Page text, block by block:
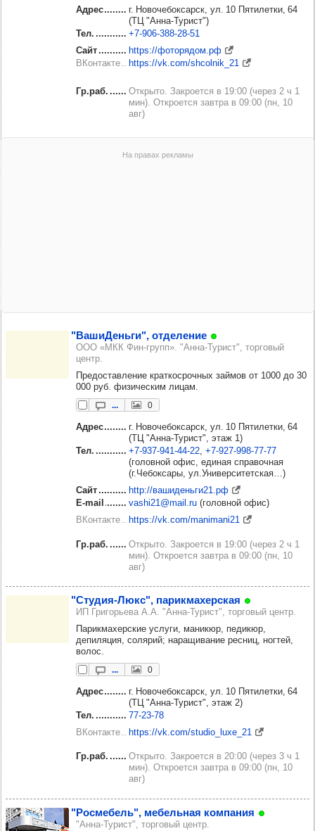
Адрес
г. Новочебоксарск, ул. 10 Пятилетки, 64
(ТЦ "Анна-Турист")
Тел.
+7‑906‑388‑28‑51
Сайт
https://фоторядом.рф
ВКонтакте
https://vk.com/shcolnik_21
Гр.раб.
Открыто. Закроется в 19:00 (через 2 ч 1
мин). Откроется завтра в 09:00 (пн, 10
авг)
"Ваши­Деньги", отде­ле­ние
ООО «МКК Фин-групп». "Анна-Турист", торговый
центр.
Предоставление краткосрочных займов от 1000 до 30
000 руб. физическим лицам.
... 0
Адрес
г. Новочебоксарск, ул. 10 Пятилетки, 64
(ТЦ "Анна-Турист", этаж 1)
Тел.
+7‑937‑941‑44‑22 +7‑927‑998‑77‑77
(головной офис, единая справочная
(г.Чебоксары, ул.Университетская…)
Сайт
http://вашиденьги21.рф
E-mail
vashi21@mail.ru (головной офис)
ВКонтакте
https://vk.com/manimani21
Гр.раб.
Открыто. Закроется в 19:00 (через 2 ч 1
мин). Откроется завтра в 09:00 (пн, 10
авг)
"Сту­дия-Люкс", парик­ма­хер­ская
ИП Григорьева А.А. "Анна-Турист", торговый центр.
Парикмахерские услуги, маникюр, педикюр,
депиляция, солярий; наращивание ресниц, ногтей,
волос.
... 0
Адрес
г. Новочебоксарск, ул. 10 Пятилетки, 64
(ТЦ "Анна-Турист", этаж 2)
Тел.
77‑23‑78
ВКонтакте
https://vk.com/studio_luxe_21
Гр.раб.
Открыто. Закроется в 20:00 (через 3 ч 1
мин). Откроется завтра в 09:00 (пн, 10
авг)
"Рос­ме­бель", мебель­ная ком­па­ния
"Анна-Турист", торговый центр.